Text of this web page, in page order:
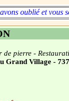
oublié et vous
de pierre -
Grand Village -